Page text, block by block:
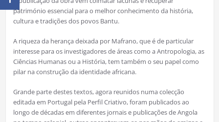
património essencial para o melhor conhecimento da história,
cultura e tradições dos povos Bantu.
A riqueza da herança deixada por Mafrano, que é de particular
interesse para os investigadores de áreas como a Antropologia, as
Ciências Humanas ou a História, tem também o seu papel como
pilar na construção da identidade africana.
Grande parte destes textos, agora reunidos numa colecção
editada em Portugal pela Perfil Criativo, foram publicados ao
longo de décadas em diferentes jornais e publicações de Angola